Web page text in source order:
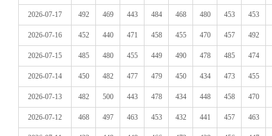
2026-07-17 492 469 443 484 468 480 453 453
2026-07-16 452 440 471 458 455 470 457 492
2026-07-15 485 480 455 449 490 478 485 474
2026-07-14 450 482 477 479 450 434 473 455
2026-07-13 482 500 443 478 434 448 458 470
2026-07-12 468 497 463 453 432 441 457 463